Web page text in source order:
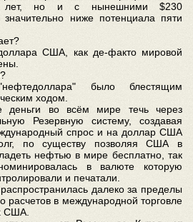
лет, но и с нынешними $230
ниже потенциала пяти
США, как де-факто мировой
было блестящим
ходом.
деньги во всём мире течь через
Резервную систему, создавая
спрос и на доллар США
по существу позволяя США в
нефтью в мире бесплатно, так
в валюте которую
и печатали.
далеко за пределы
расчетов в международной торговле
США.